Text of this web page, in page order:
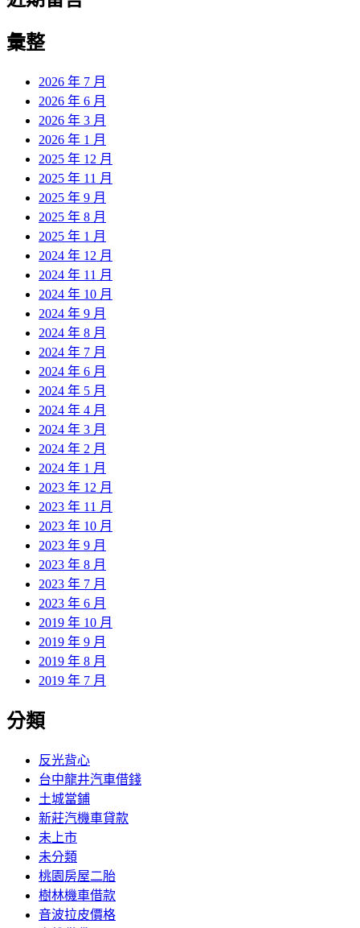
彙整
2026 年 7 月
2026 年 6 月
2026 年 3 月
2026 年 1 月
2025 年 12 月
2025 年 11 月
2025 年 9 月
2025 年 8 月
2025 年 1 月
2024 年 12 月
2024 年 11 月
2024 年 10 月
2024 年 9 月
2024 年 8 月
2024 年 7 月
2024 年 6 月
2024 年 5 月
2024 年 4 月
2024 年 3 月
2024 年 2 月
2024 年 1 月
2023 年 12 月
2023 年 11 月
2023 年 10 月
2023 年 9 月
2023 年 8 月
2023 年 7 月
2023 年 6 月
2019 年 10 月
2019 年 9 月
2019 年 8 月
2019 年 7 月
分類
反光背心
台中龍井汽車借錢
土城當鋪
新莊汽機車貸款
未上市
未分類
桃園房屋二胎
樹林機車借款
音波拉皮價格